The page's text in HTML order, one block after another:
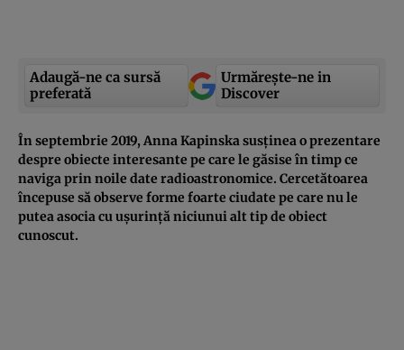
Adaugă-ne ca sursă
preferată
Urmărește-ne in
Discover
În septembrie 2019, Anna Kapinska susținea o prezentare
despre obiecte interesante pe care le găsise în timp ce
naviga prin noile date radioastronomice. Cercetătoarea
începuse să observe forme foarte ciudate pe care nu le
putea asocia cu ușurință niciunui alt tip de obiect
cunoscut.